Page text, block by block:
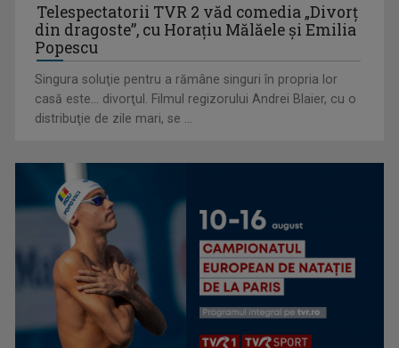
(P) Cum planifici un weekend cultural fără să cheltuiești mult
Telespectatorii TVR 2 văd comedia „Divorţ
din dragoste”, cu Horaţiu Mălăele şi Emilia
Popescu
Singura soluţie pentru a rămâne singuri în propria lor
casă este... divorţul. Filmul regizorului Andrei Blaier, cu o
distribuţie de zile mari, se ...